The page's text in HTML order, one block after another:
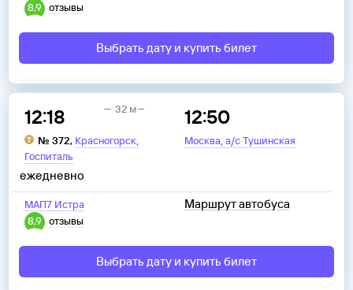
8,9
отзывы
Выбрать дату и купить билет
12:18
№ 372, Красногорск,
Госпиталь
12:50
Москва,а/с Тушинская
32 м
МАП7 Истра
8,9
отзывы
ежедневно
Маршрут автобуса
Выбрать дату и купить билет